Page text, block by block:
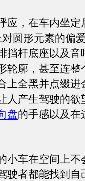
，在车内坐定
圆形元素的偏
挡杆底座以及音
轮廓，甚至连整
上全黑并点缀进
人产生驾驶的欲
盘的手感以及在
车在空间上不
驶者都能找到自